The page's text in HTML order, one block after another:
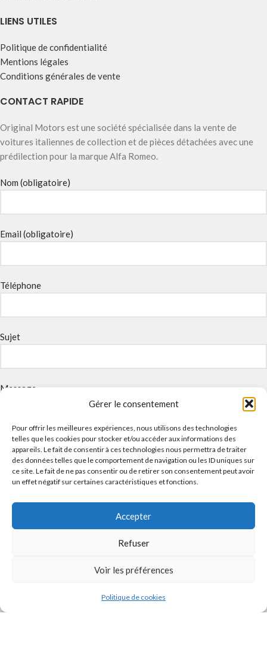
Gérer le consentement
Pour offrir les meilleures expériences, nous utilisons des technologies
telles que les cookies pour stocker et/ou accéder aux informations des
appareils. Le fait de consentir à ces technologies nous permettra de traiter
des données telles que le comportement de navigation ou les ID uniques sur
ce site. Le fait de ne pas consentir ou de retirer son consentement peut avoir
un effet négatif sur certaines caractéristiques et fonctions.
Accepter
Refuser
Voir les préférences
Politique de cookies
LIENS UTILES
Politique de confidentialité
Mentions légales
Conditions générales de vente
CONTACT RAPIDE
Original Motors est une société spécialisée dans la vente de
voitures italiennes de collection et de pièces détachées avec une
prédilection pour la marque Alfa Romeo.
Nom (obligatoire)
Email (obligatoire)
Téléphone
Sujet
Message
J'accepte laPolitique de confidentialitéde ce site.
INSTAGRAM